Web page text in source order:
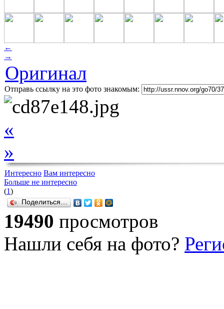
←
→
Оригинал
Отправь ссылку на это фото знакомым:
«
»
Интересно Вам интересно
Больше не интересно
(1)
Поделиться…
19490 просмотров
Нашли себя на фото?